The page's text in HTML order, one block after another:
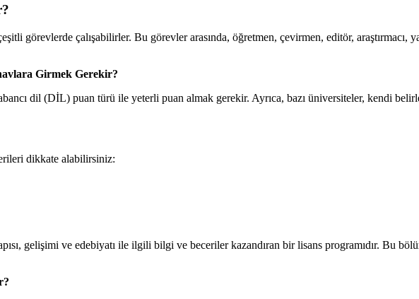
görevlerde çalışabilirler. Bu görevler arasında, öğretmen, çevirmen, editör, araştırmacı,
Girmek Gerekir?
dil (DİL) puan türü ile yeterli puan almak gerekir. Ayrıca, bazı üniversiteler, kendi
dikkate alabilirsiniz:
gelişimi ve edebiyatı ile ilgili bilgi ve beceriler kazandıran bir lisans programıdır. Bu